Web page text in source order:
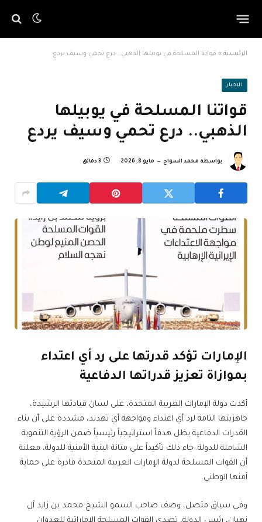
الرئيسية » قواتنا المسلحة في يوبيلها الذهبي.. درع تحمي وسيف يردع
الاخبار
قواتنا المسلحة في يوبيلها
الذهبي.. درع تحمي وسيف يردع
بواسطة محمد السواح مايو 8, 2026 3 دقائق
الإمارات تؤكد قدرتها على رد أي اعتداء
بموازاة تعزيز قدراتها الدفاعية
أكدت دولة الإمارات العربية المتحدة، على لسان قيادتها الرشيدة،
جاهزيتها التامة لرد أي اعتداء ومواجهة أي تهديد، مشددة على أن بناء
القدرات الدفاعية يظل هدفاً استراتيجياً رئيسياً ضمن الرؤية التنموية
الشاملة للدولة. جاء ذلك تأكيداً على متانة البنية الأمنية للدولة، معلنة
أن القوات المسلحة لدولة الإمارات العربية المتحدة قادرة على حماية
أمنها الوطني.
وفي سياق متصل، وصف صاحب السمو الشيخ محمد بن زايد آل